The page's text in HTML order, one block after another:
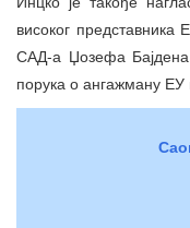
високог представника
САД-а Џозефа Бајдена
порука о ангажману